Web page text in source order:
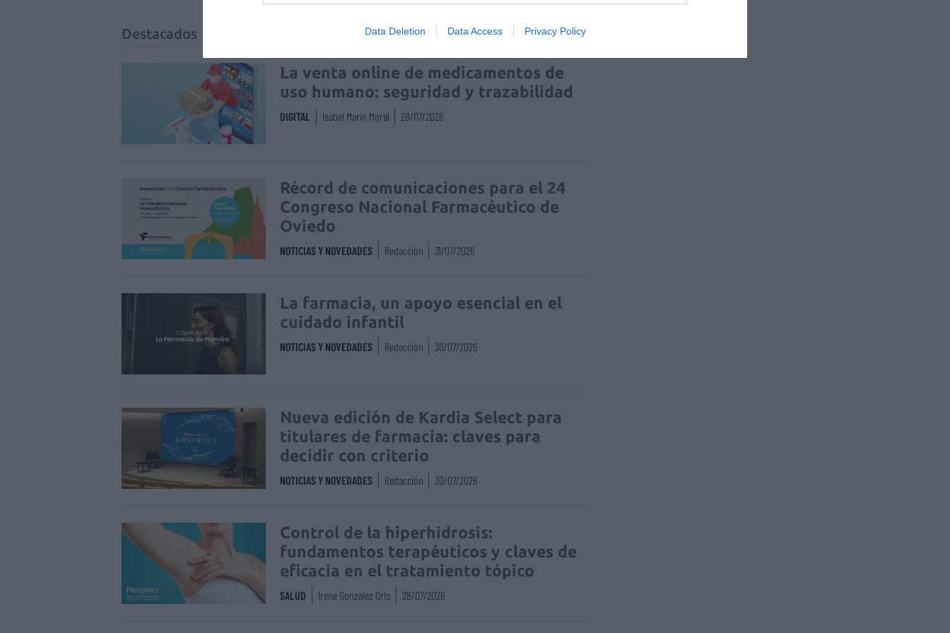
Data Deletion Data Access Privacy Policy
Destacados
La venta online de medicamentos de
uso humano: seguridad y trazabilidad
DIGITAL Isabel Marín Moral 28/07/2026
Récord de comunicaciones para el 24
Congreso Nacional Farmacéutico de
Oviedo
NOTICIAS Y NOVEDADES Redacción 31/07/2026
La farmacia, un apoyo esencial en el
cuidado infantil
NOTICIAS Y NOVEDADES Redacción 30/07/2026
Nueva edición de Kardia Select para
titulares de farmacia: claves para
decidir con criterio
NOTICIAS Y NOVEDADES Redacción 30/07/2026
Control de la hiperhidrosis:
fundamentos terapéuticos y claves de
eficacia en el tratamiento tópico
SALUD Irene González Orts 28/07/2026